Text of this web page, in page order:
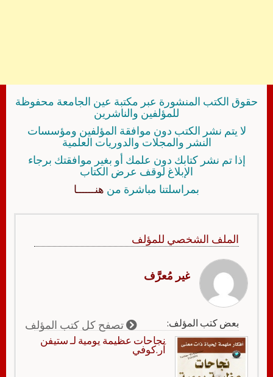
حقوق الكتب المنشورة عبر مكتبة عين الجامعة محفوظة
للمؤلفين والناشرين
لا يتم نشر الكتب دون موافقة المؤلفين ومؤسسات
النشر والمجلات والدوريات العلمية
إذا تم نشر كتابك دون علمك أو بغير موافقتك برجاء
الإبلاغ لوقف عرض الكتاب
بمراسلتنا مباشرة من هنــــــا
الملف الشخصي للمؤلف
غير مُعرَّف
بعض كتب المؤلف: تصفح كل كتب المؤلف
نجاحات عظيمة يومية لـ ستيفن
آر.كوفي